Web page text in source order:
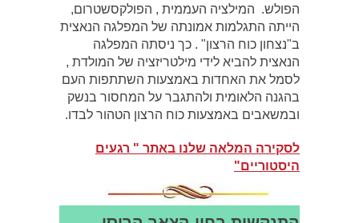
הפולש. המילציה העממית , הפולקסשטרום,
הייתה התגלמות אמונתה של המפלגה הנאצית
ב"נצחון כוח הרצון" . כך ניסתה המפלגה
הנאצית להביא לידי מילטריזציה של המולדת ,
לסמל את האחדות באמצעות השתתפות העם
בהגנה הלאומית ולהתגבר על המחסור בנשק
ובמשאבים באמצעות כוח הרצון הטהור לבדו.
לסקירה המלאה שלנו באתר " רגעים
היסטוריים"